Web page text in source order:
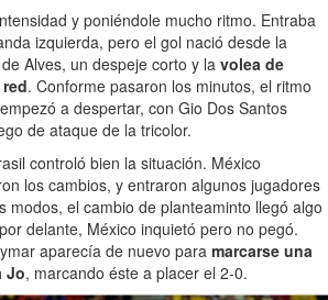
y poniéndole mucho ritmo. Entraba
izquierda, pero el gol nació desde la
Alves, un despeje corto y la volea de
. Conforme pasaron los minutos, el ritmo
a despertar, con Gio Dos Santos
de ataque de la tricolor.
controló bien la situación. México
los cambios, y entraron algunos jugadores
modos, el cambio de planteaminto llegó algo
delante, México inquietó pero no pegó.
aparecía de nuevo para marcarse una
Jo, marcando éste a placer el 2-0.